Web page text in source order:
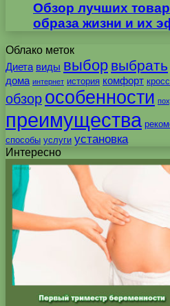
Обзор лучших
образа жизни и их
Облако меток
Диета виды выбор выбрать
дома интернет история комфорт
обзор особенности
преимущества
способы услуги установка
Интересно